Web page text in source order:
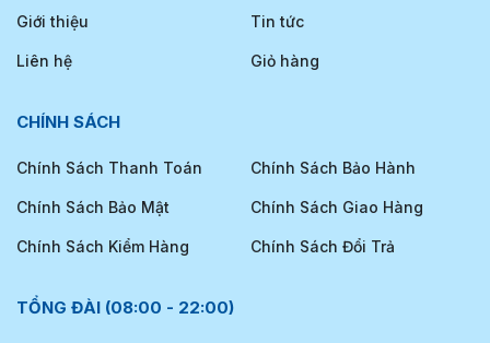
Giới thiệu Tin tức
Liên hệ Giỏ hàng
CHÍNH SÁCH
Chính Sách Thanh Toán Chính Sách Bảo Hành
Chính Sách Bảo Mật Chính Sách Giao Hàng
Chính Sách Kiểm Hàng Chính Sách Đổi Trả
TỔNG ĐÀI (08:00 - 22:00)